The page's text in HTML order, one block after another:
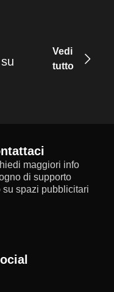
Vedi
tutto
maggiori info
di supporto
su spazi pubblicitari